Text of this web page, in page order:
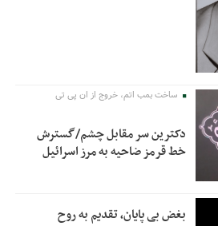
ساخت بمب اتم، خروج از ان پی تی
دکترین سر مقابل چشم/گسترش
خط قرمز ضاحیه به مرز اسرائیل
بغض بی پایان، تقدیم به روح